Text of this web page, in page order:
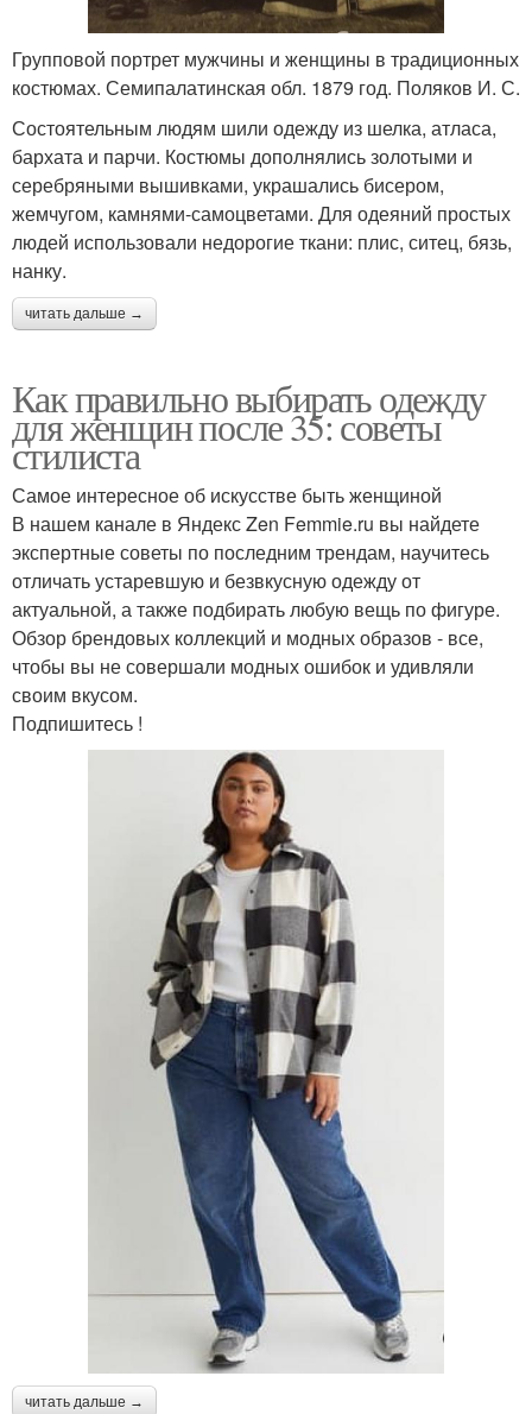
Групповой портрет мужчины и женщины в традиционных
костюмах. Семипалатинская обл. 1879 год. Поляков И. С.
Состоятельным людям шили одежду из шелка, атласа,
бархата и парчи. Костюмы дополнялись золотыми и
серебряными вышивками, украшались бисером,
жемчугом, камнями-самоцветами. Для одеяний простых
людей использовали недорогие ткани: плис, ситец, бязь,
нанку.
читать дальше →
Как правильно выбирать одежду
для женщин после 35: советы
стилиста
Самое интересное об искусстве быть женщиной
В нашем канале в Яндекс Zen Femmie.ru вы найдете
экспертные советы по последним трендам, научитесь
отличать устаревшую и безвкусную одежду от
актуальной, а также подбирать любую вещь по фигуре.
Обзор брендовых коллекций и модных образов - все,
чтобы вы не совершали модных ошибок и удивляли
своим вкусом.
Подпишитесь !
читать дальше →